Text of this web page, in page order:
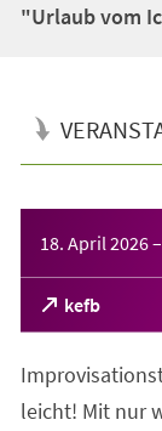
"Urlaub vom
18. April 2026–
kefb
(Öffnet
in
neuen
Tab)
leicht! Mit nur